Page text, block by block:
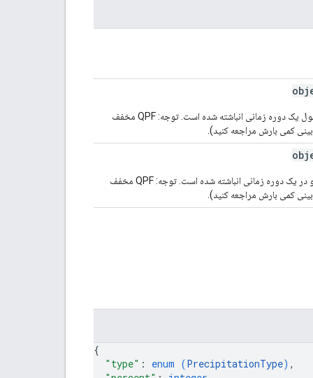
مقدار برفی که به صورت معادل آب مایع اندازه‌گیری می‌شود و در طول یک دوره زمانی انباشته شده است. توجه: QPF مخفف
کمی بارش مراجعه کنید).
میزان بارش باران، که به صورت معادل آب مایع اندازه‌گیری می‌شود و در یک دوره زمانی انباشته شده است. توجه: QPF مخفف
کمی بارش مراجعه کنید).
{
"type" : enum (PrecipitationType) ,